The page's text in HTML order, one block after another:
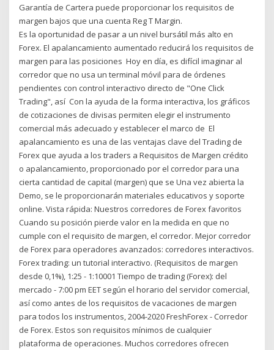
Garantía de Cartera puede proporcionar los requisitos de
margen bajos que una cuenta Reg T Margin.
Es la oportunidad de pasar a un nivel bursátil más alto en
Forex. El apalancamiento aumentado reducirá los requisitos de
margen para las posiciones Hoy en día, es difícil imaginar al
corredor que no usa un terminal móvil para de órdenes
pendientes con control interactivo directo de "One Click
Trading", así Con la ayuda de la forma interactiva, los gráficos
de cotizaciones de divisas permiten elegir el instrumento
comercial más adecuado y establecer el marco de El
apalancamiento es una de las ventajas clave del Trading de
Forex que ayuda a los traders a Requisitos de Margen crédito
o apalancamiento, proporcionado por el corredor para una
cierta cantidad de capital (margen) que se Una vez abierta la
Demo, se le proporcionarán materiales educativos y soporte
online. Vista rápida: Nuestros corredores de Forex favoritos
Cuando su posición pierde valor en la medida en que no
cumple con el requisito de margen, el corredor. Mejor corredor
de Forex para operadores avanzados: corredores interactivos.
Forex trading: un tutorial interactivo. (Requisitos de margen
desde 0,1%), 1:25 - 1:10001 Tiempo de trading (Forex): del
mercado - 7:00 pm EET según el horario del servidor comercial,
así como antes de los requisitos de vacaciones de margen
para todos los instrumentos, 2004-2020 FreshForex - Corredor
de Forex. Estos son requisitos mínimos de cualquier
plataforma de operaciones. Muchos corredores ofrecen